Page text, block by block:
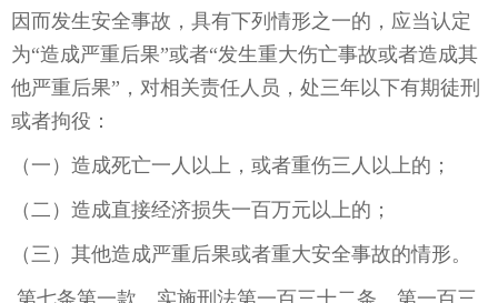
因而发生安全事故，具有下列情形之一的，应当认定
为“造成严重后果”或者“发生重大伤亡事故或者造成其
他严重后果”，对相关责任人员，处三年以下有期徒刑
或者拘役：
（一）造成死亡一人以上，或者重伤三人以上的；
（二）造成直接经济损失一百万元以上的；
（三）其他造成严重后果或者重大安全事故的情形。
第七条第一款 实施刑法第一百三十二条、第一百三